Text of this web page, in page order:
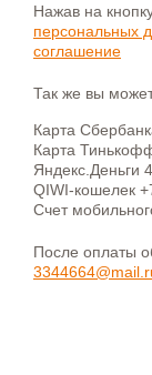
Нажав на
персональных
соглашение
Так же вы
Карта
Карта
Яндекс.Деньги
QIWI-кошелек
Счет
После оплаты